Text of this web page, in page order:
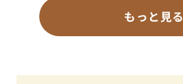
もっと見る